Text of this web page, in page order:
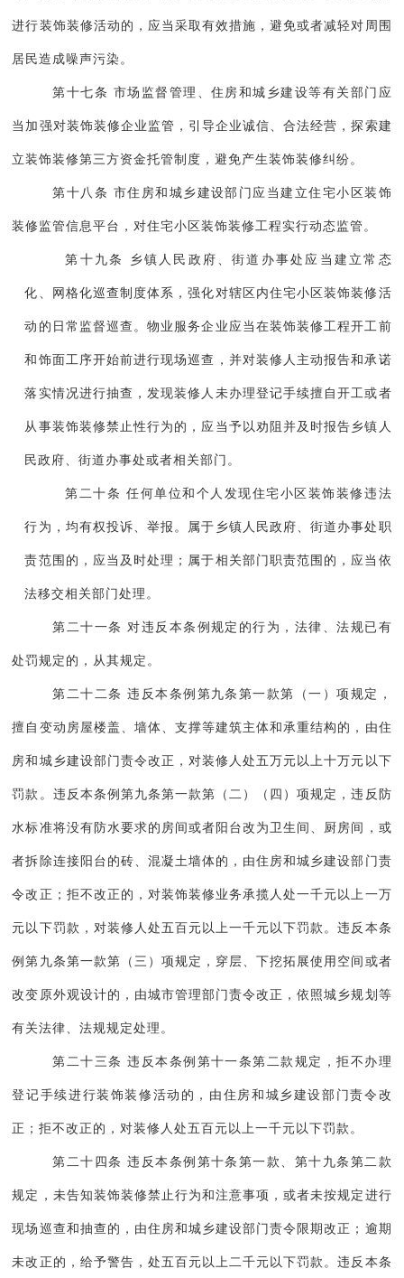
进行装饰装修活动的，应当采取有效措施，避免或者减轻对周围
居民造成噪声污染。
第十七条 市场监督管理、住房和城乡建设等有关部门应
当加强对装饰装修企业监管，引导企业诚信、合法经营，探索建
立装饰装修第三方资金托管制度，避免产生装饰装修纠纷。
第十八条 市住房和城乡建设部门应当建立住宅小区装饰
装修监管信息平台，对住宅小区装饰装修工程实行动态监管。
第十九条 乡镇人民政府、街道办事处应当建立常态
化、网格化巡查制度体系，强化对辖区内住宅小区装饰装修活
动的日常监督巡查。物业服务企业应当在装饰装修工程开工前
和饰面工序开始前进行现场巡查，并对装修人主动报告和承诺
落实情况进行抽查，发现装修人未办理登记手续擅自开工或者
从事装饰装修禁止性行为的，应当予以劝阻并及时报告乡镇人
民政府、街道办事处或者相关部门。
第二十条 任何单位和个人发现住宅小区装饰装修违法
行为，均有权投诉、举报。属于乡镇人民政府、街道办事处职
责范围的，应当及时处理；属于相关部门职责范围的，应当依
法移交相关部门处理。
第二十一条 对违反本条例规定的行为，法律、法规已有
处罚规定的，从其规定。
第二十二条 违反本条例第九条第一款第（一）项规定，
擅自变动房屋楼盖、墙体、支撑等建筑主体和承重结构的，由住
房和城乡建设部门责令改正，对装修人处五万元以上十万元以下
罚款。违反本条例第九条第一款第（二）（四）项规定，违反防
水标准将没有防水要求的房间或者阳台改为卫生间、厨房间，或
者拆除连接阳台的砖、混凝土墙体的，由住房和城乡建设部门责
令改正；拒不改正的，对装饰装修业务承揽人处一千元以上一万
元以下罚款，对装修人处五百元以上一千元以下罚款。违反本条
例第九条第一款第（三）项规定，穿层、下挖拓展使用空间或者
改变原外观设计的，由城市管理部门责令改正，依照城乡规划等
有关法律、法规规定处理。
第二十三条 违反本条例第十一条第二款规定，拒不办理
登记手续进行装饰装修活动的，由住房和城乡建设部门责令改
正；拒不改正的，对装修人处五百元以上一千元以下罚款。
第二十四条 违反本条例第十条第一款、第十九条第二款
规定，未告知装饰装修禁止行为和注意事项，或者未按规定进行
现场巡查和抽查的，由住房和城乡建设部门责令限期改正；逾期
未改正的，给予警告，处五百元以上二千元以下罚款。违反本条